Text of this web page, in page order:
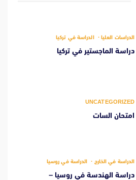
الدراسات العليا الدراسة في تركيا
دراسة الماجستير في تركيا
UNCATEGORIZED
امتحان السات
الدراسة في الخارج الدراسة في روسيا
دراسة الهندسة في روسيا –